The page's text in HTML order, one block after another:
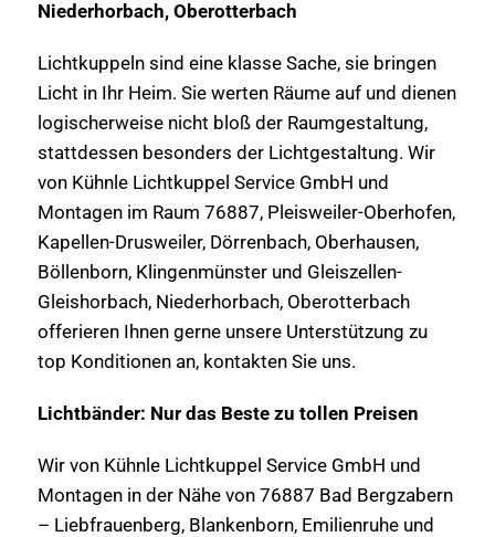
Niederhorbach, Oberotterbach
Lichtkuppeln sind eine klasse Sache, sie bringen
Licht in Ihr Heim. Sie werten Räume auf und dienen
logischerweise nicht bloß der Raumgestaltung,
stattdessen besonders der Lichtgestaltung. Wir
von Kühnle Lichtkuppel Service GmbH und
Montagen im Raum 76887, Pleisweiler-Oberhofen,
Kapellen-Drusweiler, Dörrenbach, Oberhausen,
Böllenborn, Klingenmünster und Gleiszellen-
Gleishorbach, Niederhorbach, Oberotterbach
offerieren Ihnen gerne unsere Unterstützung zu
top Konditionen an, kontakten Sie uns.
Lichtbänder: Nur das Beste zu tollen Preisen
Wir von Kühnle Lichtkuppel Service GmbH und
Montagen in der Nähe von 76887 Bad Bergzabern
– Liebfrauenberg, Blankenborn, Emilienruhe und